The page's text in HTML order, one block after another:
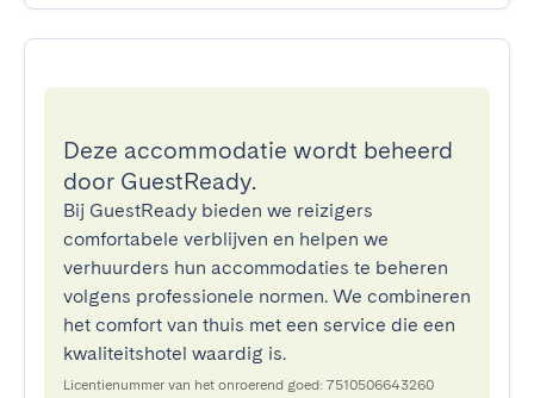
Deze accommodatie wordt beheerd
door GuestReady.
Bij GuestReady bieden we reizigers
comfortabele verblijven en helpen we
verhuurders hun accommodaties te beheren
volgens professionele normen. We combineren
het comfort van thuis met een service die een
kwaliteitshotel waardig is.
Licentienummer van het onroerend goed: 7510506643260